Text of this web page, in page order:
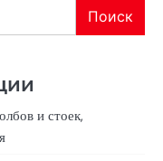
Поиск
и стоек,